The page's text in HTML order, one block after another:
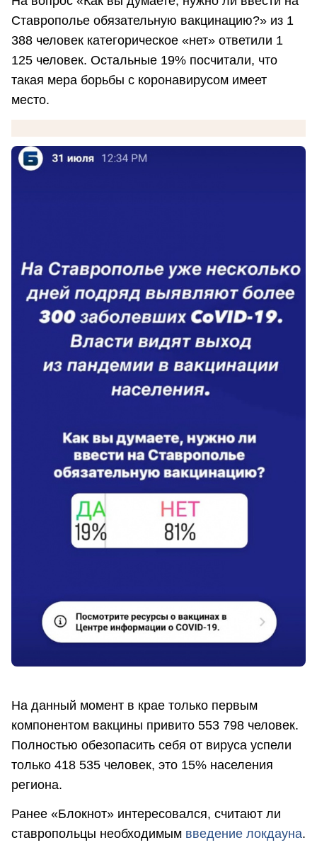
Ставрополье обязательную вакцинацию?» из 1
388 человек категорическое «нет» ответили 1
125 человек. Остальные 19% посчитали, что
такая мера борьбы с коронавирусом имеет
место.
На данный момент в крае только первым
компонентом вакцины привито 553 798 человек.
Полностью обезопасить себя от вируса успели
только 418 535 человек, это 15% населения
региона.
Ранее «Блокнот» интересовался, считают ли
ставропольцы необходимым введение локдауна.